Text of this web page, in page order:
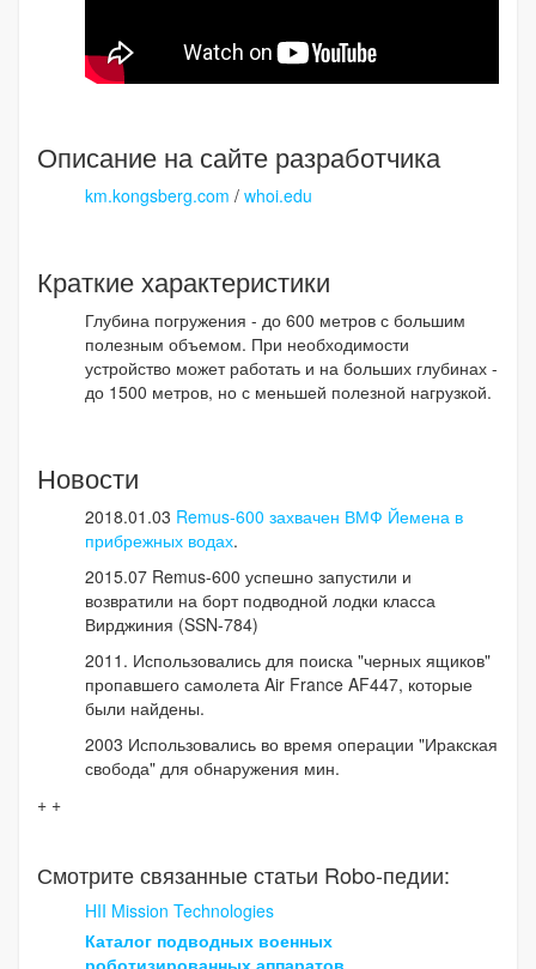
Описание на сайте разработчика
km.kongsberg.com / whoi.edu
Краткие характеристики
Глубина погружения - до 600 метров с большим
полезным объемом. При необходимости
устройство может работать и на больших глубинах -
до 1500 метров, но с меньшей полезной нагрузкой.
Новости
2018.01.03 Remus-600 захвачен ВМФ Йемена в
прибрежных водах.
2015.07 Remus-600 успешно запустили и
возвратили на борт подводной лодки класса
Вирджиния (SSN-784)
2011. Использовались для поиска "черных ящиков"
пропавшего самолета Air France AF447, которые
были найдены.
2003 Использовались во время операции "Иракская
свобода" для обнаружения мин.
+ +
Смотрите связанные статьи Robo-педии:
HII Mission Technologies
Каталог подводных военных